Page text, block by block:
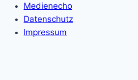
Medienecho
Datenschutz
Impressum